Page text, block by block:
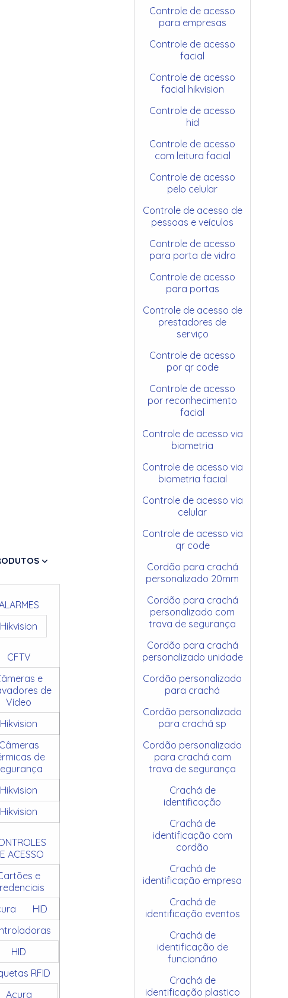
Hikvision
CFTV
e
de
Vídeo
Hikvision
Câmeras
de
Hikvision
Hikvision
ACESSO
e
HID
HID
RFID
Acura
Controle de acesso
para empresas
Controle de acesso
facial
Controle de acesso
facial hikvision
Controle de acesso
hid
Controle de acesso
com leitura facial
Controle de acesso
pelo celular
Controle de acesso de
pessoas e veículos
Controle de acesso
para porta de vidro
Controle de acesso
para portas
Controle de acesso de
prestadores de
serviço
Controle de acesso
por qr code
Controle de acesso
por reconhecimento
facial
Controle de acesso via
biometria
Controle de acesso via
biometria facial
Controle de acesso via
celular
Controle de acesso via
qr code
Cordão para crachá
personalizado 20mm
Cordão para crachá
personalizado com
trava de segurança
Cordão para crachá
personalizado unidade
Cordão personalizado
para crachá
Cordão personalizado
para crachá sp
Cordão personalizado
para crachá com
trava de segurança
Crachá de
identificação
Crachá de
identificação com
cordão
Crachá de
identificação empresa
Crachá de
identificação eventos
Crachá de
identificação de
funcionário
Crachá de
identificação plastico